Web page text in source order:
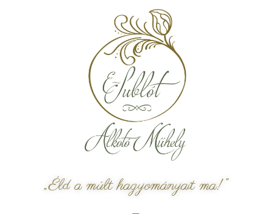
„Éld a múlt hagyományait ma!”